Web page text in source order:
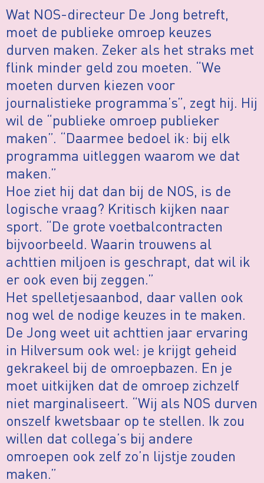
Wat NOS-directeur De Jong betreft,
moet de publieke omroep keuzes
durven maken. Zeker als het straks met
flink minder geld zou moeten. “We
moeten durven kiezen voor
journalistieke programma’s”, zegt hij. Hij
wil de “publieke omroep publieker
maken”. “Daarmee bedoel ik: bij elk
programma uitleggen waarom we dat
maken.”
Hoe ziet hij dat dan bij de NOS, is de
logische vraag? Kritisch kijken naar
sport. “De grote voetbalcontracten
bijvoorbeeld. Waarin trouwens al
achttien miljoen is geschrapt, dat wil ik
er ook even bij zeggen.”
Het spelletjesaanbod, daar vallen ook
nog wel de nodige keuzes in te maken.
De Jong weet uit achttien jaar ervaring
in Hilversum ook wel: je krijgt geheid
gekrakeel bij de omroepbazen. En je
moet uitkijken dat de omroep zichzelf
niet marginaliseert. “Wij als NOS durven
onszelf kwetsbaar op te stellen. Ik zou
willen dat collega’s bij andere
omroepen ook zelf zo’n lijstje zouden
maken.”